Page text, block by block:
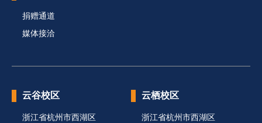
捐赠通道
媒体接洽
云谷校区
浙江省杭州市西湖区
云栖校区
浙江省杭州市西湖区